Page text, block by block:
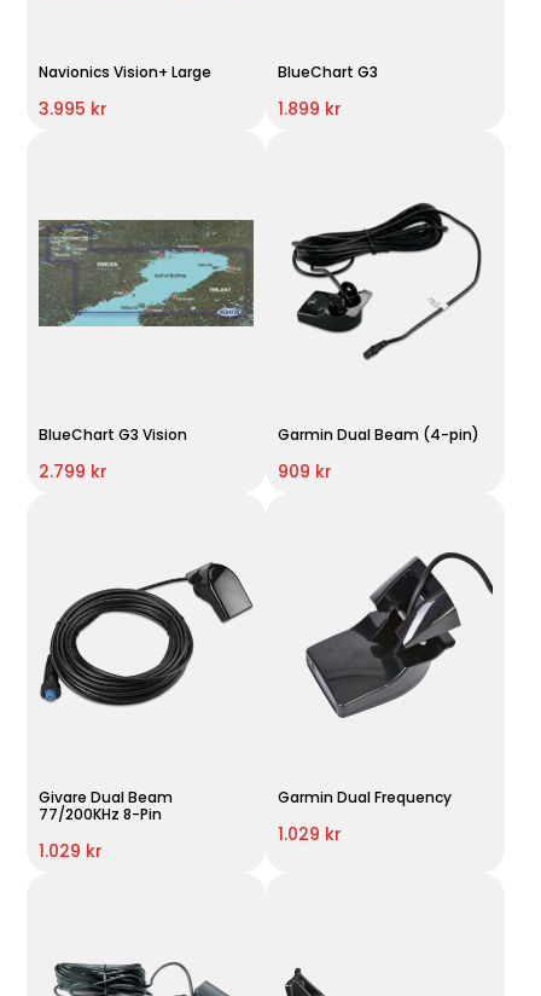
Navionics Vision+ Large
3.995 kr
BlueChart G3
1.899 kr
BlueChart G3 Vision
2.799 kr
Garmin Dual Beam (4-pin)
909 kr
Givare Dual Beam
77/200KHz 8-Pin
1.029 kr
Garmin Dual Frequency
1.029 kr